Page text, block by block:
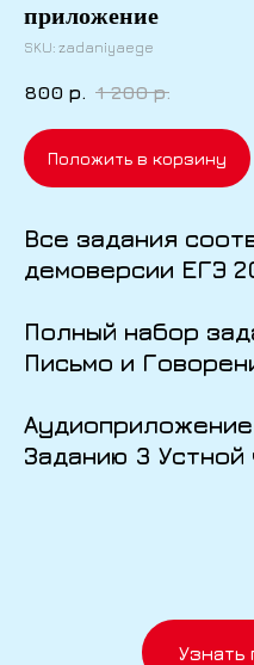
приложение
SKU: zadaniyaege
800 р. 1 200 р.
Положить в корзину
Все задания
демоверсии ЕГЭ
Полный набор
Письмо и
Заданию 3 Устной
Узнать